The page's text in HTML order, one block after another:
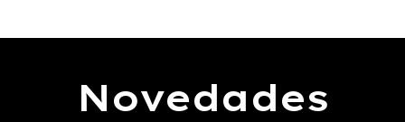
Novedades